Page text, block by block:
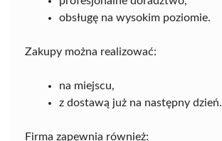
obsługę na wysokim poziomie.
Zakupy można realizować:
na miejscu,
z dostawą już na następny dzień.
Firma zapewnia również: